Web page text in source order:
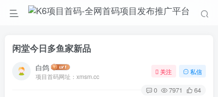
闲堂今日多鱼家新品
白鸽
项目首码网址：xmsm.cc
关注 私信
0 7971 64